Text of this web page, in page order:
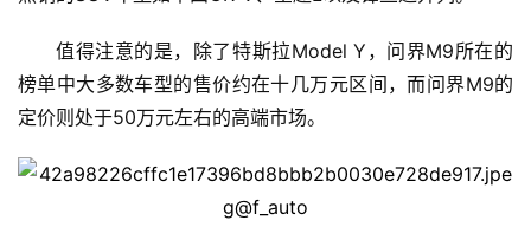
值得注意的是，除了特斯拉Model Y，问界M9所在的
榜单中大多数车型的售价约在十几万元区间，而问界M9的
定价则处于50万元左右的高端市场。